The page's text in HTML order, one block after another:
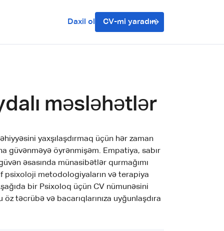
Daxil ol CV-mi yaradın
məsləhətlər
yaxşılaşdırmaq üçün hər zaman
güvənməyə öyrənmişəm. Empatiya, sabır
əsasında münasibətlər qurmağımı
psixoloji metodologiyaların və terapiya
bir Psixoloq üçün CV nümunəsini
təcrübə və bacarıqlarınıza uyğunlaşdıra